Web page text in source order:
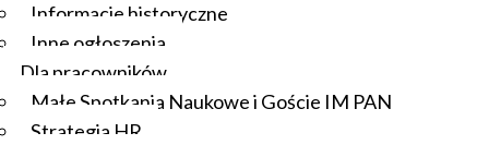
Informacje historyczne
Inne ogłoszenia
Dla pracowników
Małe Spotkania Naukowe i Goście IM PAN
Strategia HR